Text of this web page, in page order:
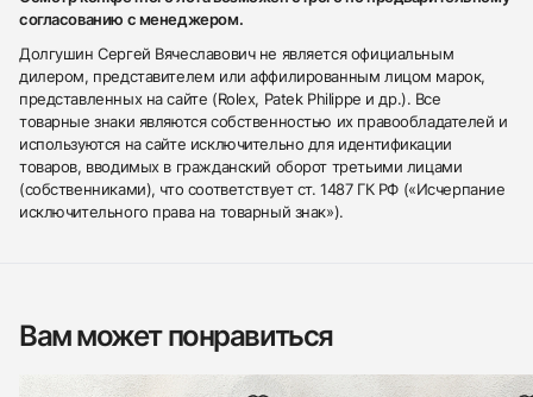
согласованию с менеджером.
Долгушин Сергей Вячеславович не является официальным
дилером, представителем или аффилированным лицом марок,
представленных на сайте (Rolex, Patek Philippe и др.). Все
товарные знаки являются собственностью их правообладателей и
используются на сайте исключительно для идентификации
товаров, вводимых в гражданский оборот третьими лицами
(собственниками), что соответствует ст. 1487 ГК РФ («Исчерпание
исключительного права на товарный знак»).
Вам может понравиться